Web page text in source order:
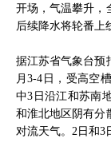
开场，气温攀升，
后续降水将轮番上
据江苏省气象台预
月3-4日，受高空
中3日沿江和苏南
和淮北地区阴有分
对流天气。2日和3